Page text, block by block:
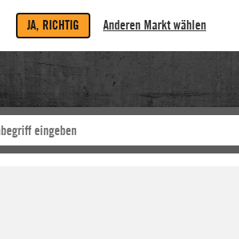
JA, RICHTIG Anderen Markt wählen